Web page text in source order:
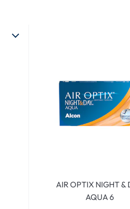
Ever Clean Plus
Weitere Marken
AIR OPTIX NIGHT &
AQUA 6